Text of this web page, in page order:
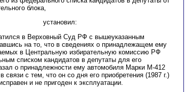
блока,
установил:
в Верховный Суд РФ с вышеуказанным
на то, что в сведениях о принадлежащем ему
в Центральную избирательную комиссию РФ
списком кандидатов в депутаты для его
о принадлежности ему автомобиля Марки М-412
связи с тем, что он со дня его приобретения (1987 г.)
и не пригоден к эксплуатации.